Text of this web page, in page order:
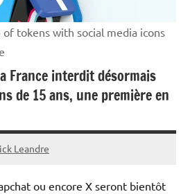
tokens with social media icons
France interdit désormais
de 15 ans, une première en
Leandre
ou encore X seront bientôt